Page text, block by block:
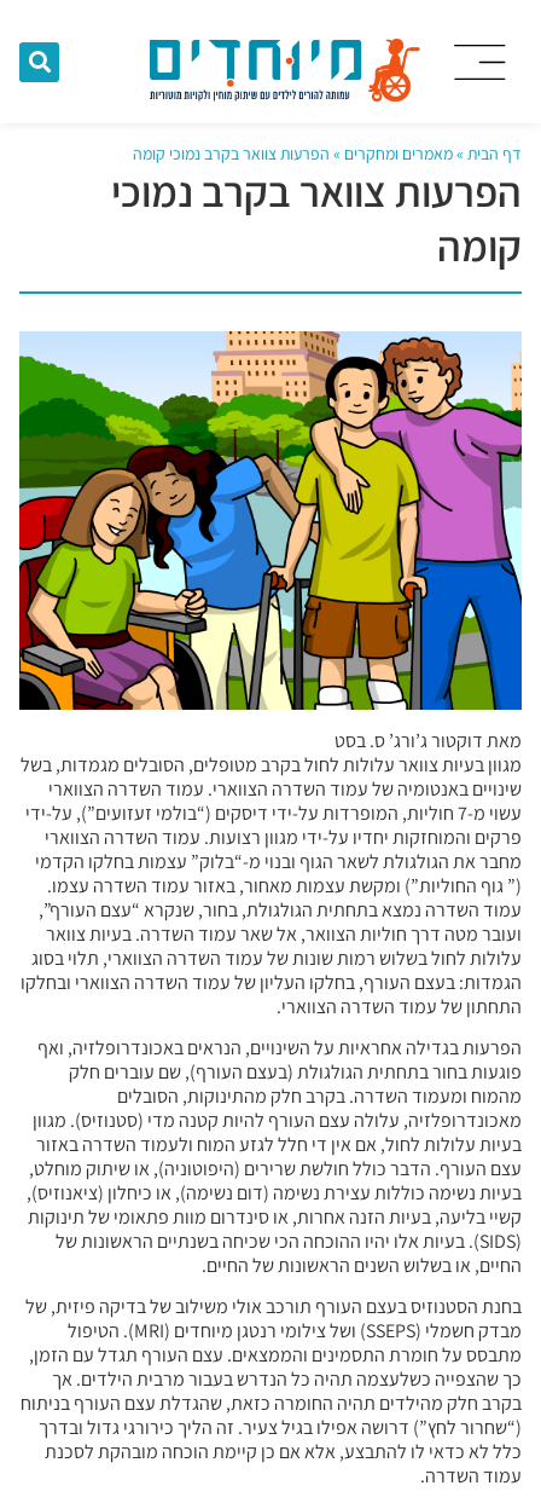
דף הבית »מאמרים ומחקרים » הפרעות צוואר בקרב נמוכי קומה
הפרעות צוואר בקרב נמוכי
קומה
מאת דוקטור ג’ורג’ ס. בסט
מגוון בעיות צוואר עלולות לחול בקרב מטופלים, הסובלים מגמדות, בשל
שינויים באנטומיה של עמוד השדרה הצווארי. עמוד השדרה הצווארי
עשוי מ-7 חוליות, המופרדות על-ידי דיסקים (“בולמי זעזועים”), על-ידי
פרקים והמוחזקות יחדיו על-ידי מגוון רצועות. עמוד השדרה הצווארי
מחבר את הגולגולת לשאר הגוף ובנוי מ-“בלוק” עצמות בחלקו הקדמי
(” גוף החוליות”) ומקשת עצמות מאחור, באזור עמוד השדרה עצמו.
עמוד השדרה נמצא בתחתית הגולגולת, בחור, שנקרא “עצם העורף”,
ועובר מטה דרך חוליות הצוואר, אל שאר עמוד השדרה. בעיות צוואר
עלולות לחול בשלוש רמות שונות של עמוד השדרה הצווארי, תלוי בסוג
הגמדות: בעצם העורף, בחלקו העליון של עמוד השדרה הצווארי ובחלקו
התחתון של עמוד השדרה הצווארי.
הפרעות בגדילה אחראיות על השינויים, הנראים באכונדרופלזיה, ואף
פוגעות בחור בתחתית הגולגולת (בעצם העורף), שם עוברים חלק
מהמוח ומעמוד השדרה. בקרב חלק מהתינוקות, הסובלים
מאכונדרופלזיה, עלולה עצם העורף להיות קטנה מדי (סטנוזיס). מגוון
בעיות עלולות לחול, אם אין די חלל לגזע המוח ולעמוד השדרה באזור
עצם העורף. הדבר כולל חולשת שרירים (היפוטוניה), או שיתוק מוחלט,
בעיות נשימה כוללות עצירת נשימה (דום נשימה), או כיחלון (ציאנוזיס),
קשיי בליעה, בעיות הזנה אחרות, או סינדרום מוות פתאומי של תינוקות
(SIDS). בעיות אלו יהיו ההוכחה הכי שכיחה בשנתיים הראשונות של
החיים, או בשלוש השנים הראשונות של החיים.
בחנת הסטנוזיס בעצם העורף תורכב אולי משילוב של בדיקה פיזית, של
מבדק חשמלי (SSEPS) ושל צילומי רנטגן מיוחדים (MRI). הטיפול
מתבסס על חומרת התסמינים והממצאים. עצם העורף תגדל עם הזמן,
כך שהצפייה כשלעצמה תהיה כל הנדרש בעבור מרבית הילדים. אך
בקרב חלק מהילדים תהיה החומרה כזאת, שהגדלת עצם העורף בניתוח
(“שחרור לחץ”) דרושה אפילו בגיל צעיר. זה הליך כירורגי גדול ובדרך
כלל לא כדאי לו להתבצע, אלא אם כן קיימת הוכחה מובהקת לסכנת
עמוד השדרה.